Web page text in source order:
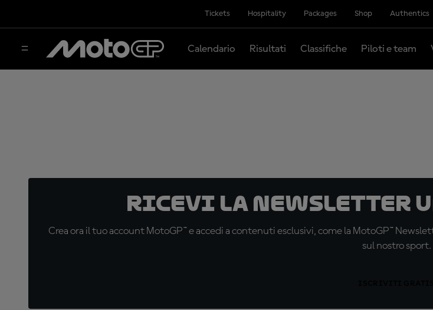
Tickets Hospitality Packages Shop Authentics
Calendario Risultati Classifiche Piloti e team
Ricevi la newsletter
Crea ora il tuo account MotoGP™ e accedi a contenuti esclusivi, come la MotoGP™
sul nostro sport.